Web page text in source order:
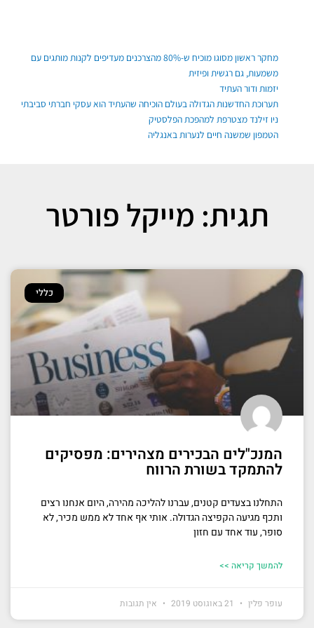
מחקר ראשון מסוגו מוכיח ש-80% מהצרכנים מעדיפים לקנות מותגים עם
משמעות, גם רגשית ופיזית
יזמות ודור העתיד
תערוכת החדשנות הגדולה בעולם הוכיחה שהעתיד הוא עסקי חברתי סביבתי
ניו זילנד מצטרפת למהפכת הפלסטיק
הטמפון שמשנה חיים לנערות באנגליה
תגית: מייקל פורטר
כללי
המנכ"לים הבכירים מצהירים: מפסיקים
להתמקד בשורת הרווח
התחלנו בצעדים קטנים, עברנו להליכה מהירה, היום אנחנו רצים
ותכף מגיעה הקפיצה הגדולה. אותי אף אחד לא ממש מכיר, לא
סופר, עוד אחד עם חזון
להמשך קריאה >>
עופר פלין אין תגובות